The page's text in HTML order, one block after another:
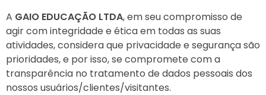
A GAIO EDUCAÇÃO LTDA, em seu compromisso de
agir com integridade e ética em todas as suas
atividades, considera que privacidade e segurança são
prioridades, e por isso, se compromete com a
transparência no tratamento de dados pessoais dos
nossos usuários/clientes/visitantes.